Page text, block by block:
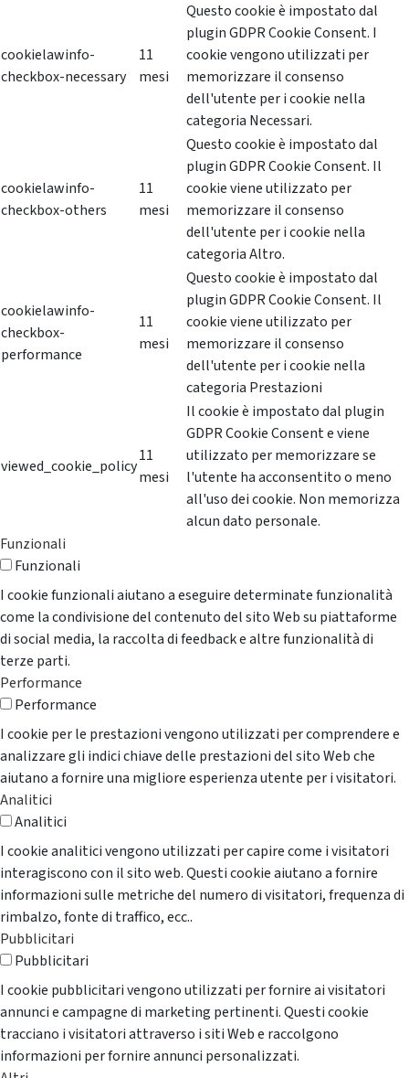
cookielawinfo-
checkbox-necessary
11
mesi
Questo cookie è impostato dal
plugin GDPR Cookie Consent. I
cookie vengono utilizzati per
memorizzare il consenso
dell'utente per i cookie nella
categoria Necessari.
cookielawinfo-
checkbox-others
11
mesi
Questo cookie è impostato dal
plugin GDPR Cookie Consent. Il
cookie viene utilizzato per
memorizzare il consenso
dell'utente per i cookie nella
categoria Altro.
cookielawinfo-
checkbox-
performance
11
mesi
Questo cookie è impostato dal
plugin GDPR Cookie Consent. Il
cookie viene utilizzato per
memorizzare il consenso
dell'utente per i cookie nella
categoria Prestazioni
viewed_cookie_policy
11
mesi
Il cookie è impostato dal plugin
GDPR Cookie Consent e viene
utilizzato per memorizzare se
l'utente ha acconsentito o meno
all'uso dei cookie. Non memorizza
alcun dato personale.
Funzionali
Funzionali
I cookie funzionali aiutano a eseguire determinate funzionalità
come la condivisione del contenuto del sito Web su piattaforme
di social media, la raccolta di feedback e altre funzionalità di
terze parti.
Performance
Performance
I cookie per le prestazioni vengono utilizzati per comprendere e
analizzare gli indici chiave delle prestazioni del sito Web che
aiutano a fornire una migliore esperienza utente per i visitatori.
Analitici
Analitici
I cookie analitici vengono utilizzati per capire come i visitatori
interagiscono con il sito web. Questi cookie aiutano a fornire
informazioni sulle metriche del numero di visitatori, frequenza di
rimbalzo, fonte di traffico, ecc..
Pubblicitari
Pubblicitari
I cookie pubblicitari vengono utilizzati per fornire ai visitatori
annunci e campagne di marketing pertinenti. Questi cookie
tracciano i visitatori attraverso i siti Web e raccolgono
informazioni per fornire annunci personalizzati.